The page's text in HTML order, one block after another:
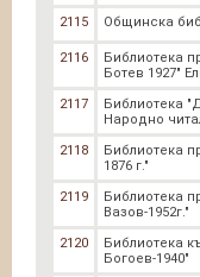
2115 Общинска
2116
Библиотека
Ботев 1927"
2117
Библиотека
Народно
2118
Библиотека
1876 г."
2119
Библиотека
Вазов-1952г."
2120
Библиотека
Богоев-1940"